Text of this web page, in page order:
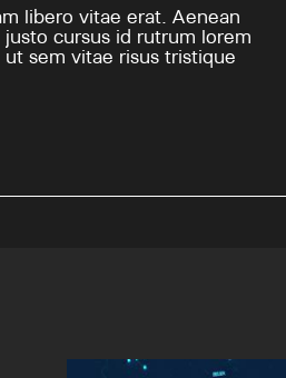
libero vitae erat. Aenean
cursus id rutrum lorem
sem vitae risus tristique